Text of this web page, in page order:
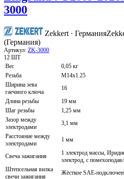
3000
Zekkert · Германия
(Германия)
Артикул: ZK-3000
12 ШТ
Вес
0,05 кг
Резьба
M14x1.25
Ширина зева
гаечного ключа
16
Длина резьбы
19 мм
Шаг резьбы
1,25 мм
Зазор между
электродами
3,1 мм
Расстояние между
электродами
1 мм
Свеча зажигания
1 электрод массы,
электрод, с
Штепсельная вилка
свечи зажигания
Жёсткое SAE-